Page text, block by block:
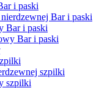
i paski
Bar i paski
Bar i paski
Bar i paski
szpilki
szpilki